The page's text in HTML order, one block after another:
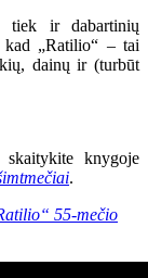
tiek ir dabartinių
„Ratilio“ – tai
dainų ir (turbūt
knygoje
.
55-mečio